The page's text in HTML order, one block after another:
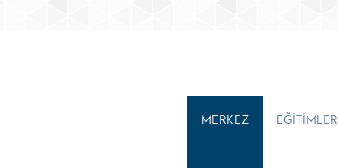
MERKEZ EĞİTİMLER